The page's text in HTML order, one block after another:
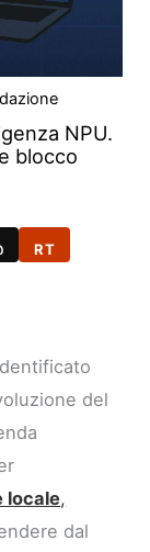
NPU.
blocco
RT
del
locale,
dal